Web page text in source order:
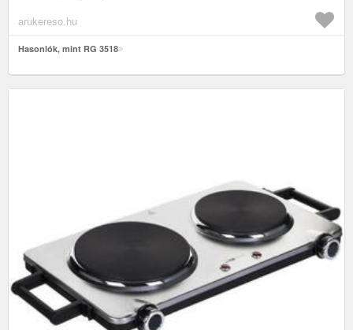
arukereso.hu
Hasonlók, mint RG 3518